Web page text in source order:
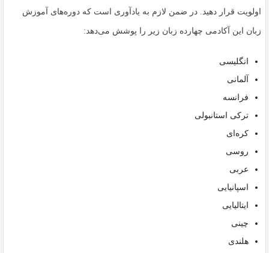
اولویت قرار دهید. در ضمن لازم به یادآوری است که دوره‌های آموزش
زبان این آکادمی چهارده زبان زیر را پوشش می‌دهد:
انگلیسی
آلمانی
فرانسه
ترکی استانبولی
کره‌ای
روسی
عربی
اسپانیایی
ایتالیایی
چینی
هلندی